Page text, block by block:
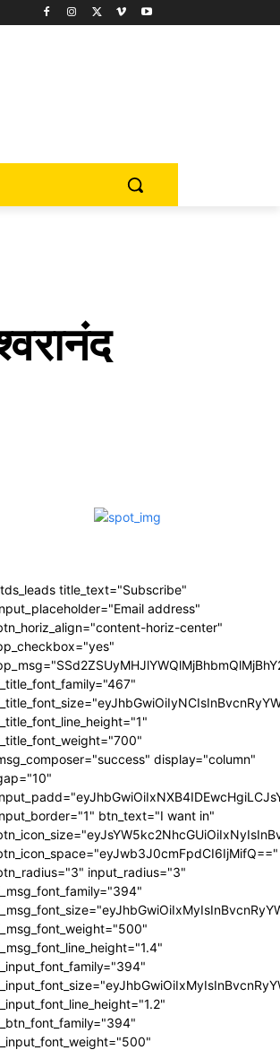
title_text="Subscribe"
address"
horiz-center"
display="column"
btn_text="I want in"
input_radius="3"